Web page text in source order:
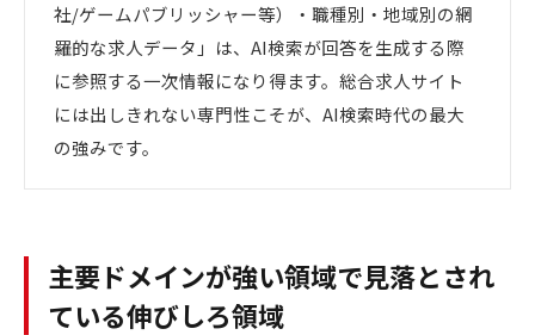
社/ゲームパブリッシャー等）・職種別・地域別の網
羅的な求人データ」は、AI検索が回答を生成する際
に参照する一次情報になり得ます。総合求人サイト
には出しきれない専門性こそが、AI検索時代の最大
の強みです。
主要ドメインが強い領域で見落とされ
ている伸びしろ領域